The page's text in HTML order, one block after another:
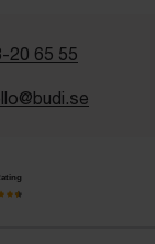
20 65 55